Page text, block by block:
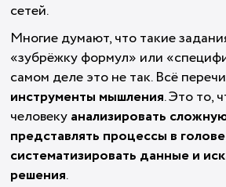
сетей.
Многие думают, что такие
«зубрёжку формул» или
самом деле это не так. Всё
инструменты мышления. Это то,
человекуанализировать
представлять процессы в
систематизировать данные и
решения.